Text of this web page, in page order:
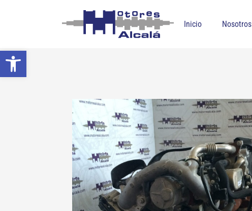
Abrir barra de herramientas
Inicio Nosotros